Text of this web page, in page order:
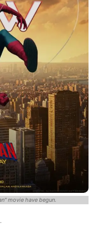
movie have begun.